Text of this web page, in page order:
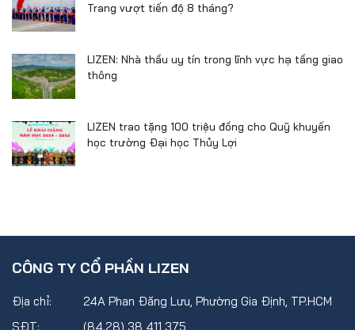
Trang vượt tiến độ 8 tháng?
LIZEN: Nhà thầu uy tín trong lĩnh vực hạ tầng giao
thông
LIZEN trao tặng 100 triệu đồng cho Quỹ khuyến
học trường Đại học Thủy Lợi
CÔNG TY CỔ PHẦN LIZEN
Địa chỉ:
24A Phan Đăng Lưu, Phường Gia Định, TP.HCM
SĐT:
(84.28) 38 411 375